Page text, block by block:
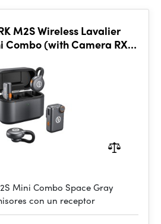
M2S Wireless Lavalier
(with Camera RX +
Mini Combo Space Gray
con un receptor